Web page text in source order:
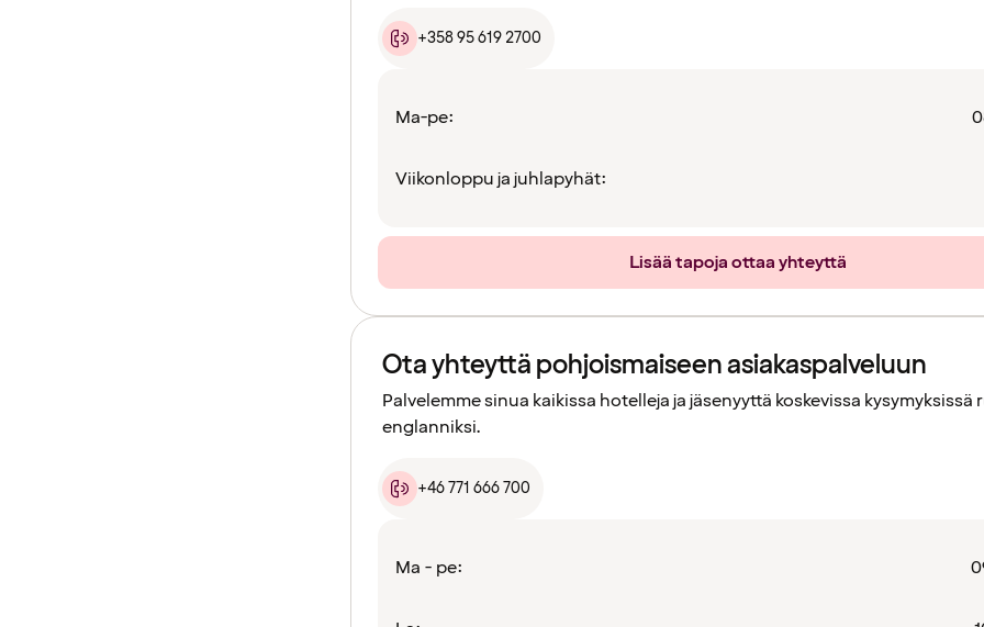
+358 95 619 2700
Ma-pe:
Viikonloppu ja juhlapyhät:
Lisää tapoja ottaa yhteyttä
Ota yhteyttä pohjoismaiseen asiakaspalveluun
Palvelemme sinua kaikissa hotelleja ja jäsenyyttä koskevissa kysymyksissä
englanniksi.
+46 771 666 700
Ma - pe: